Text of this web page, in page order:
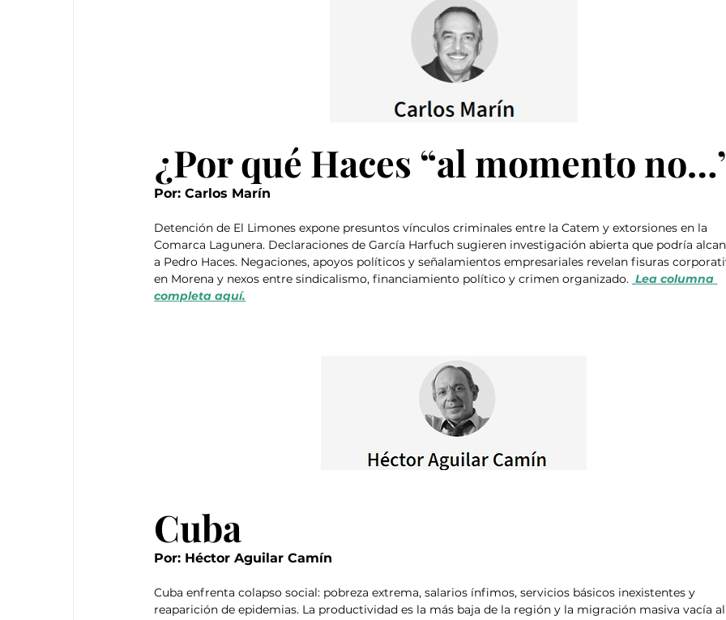
¿Por qué Haces “al momento
Por: Carlos Marín
Detención de El Limones expone presuntos vínculos criminales entre la Catem y extorsiones en la
Comarca Lagunera. Declaraciones de García Harfuch sugieren investigación abierta que podría
a Pedro Haces. Negaciones, apoyos políticos y señalamientos empresariales revelan fisuras
en Morena y nexos entre sindicalismo, financiamiento político y crimen organizado. Lea columna
completa aquí.
Cuba
Por: Héctor Aguilar Camín
Cuba enfrenta colapso social: pobreza extrema, salarios ínfimos, servicios básicos inexistentes y
reaparición de epidemias. La productividad es la más baja de la región y la migración masiva vacía